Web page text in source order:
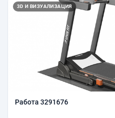
3D И ВИЗУАЛИЗАЦИЯ
Работа 3291676